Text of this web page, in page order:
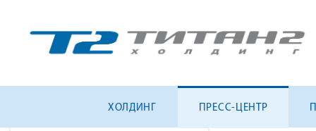
ХОЛДИНГ ПРЕСС-ЦЕНТР